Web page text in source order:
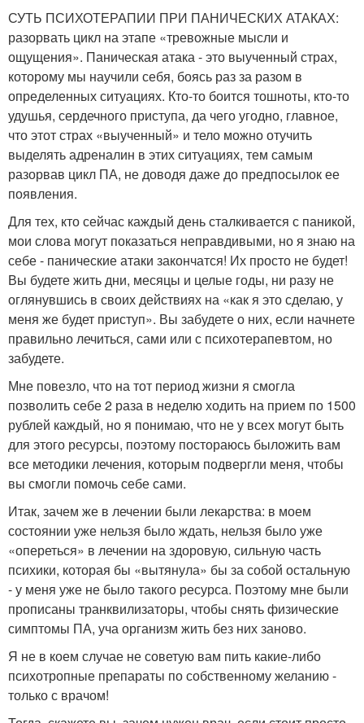
СУТЬ ПСИХОТЕРАПИИ ПРИ ПАНИЧЕСКИХ АТАКАХ:
разорвать цикл на этапе «тревожные мысли и
ощущения». Паническая атака - это выученный страх,
которому мы научили себя, боясь раз за разом в
определенных ситуациях. Кто-то боится тошноты, кто-то
удушья, сердечного приступа, да чего угодно, главное,
что этот страх «выученный» и тело можно отучить
выделять адреналин в этих ситуациях, тем самым
разорвав цикл ПА, не доводя даже до предпосылок ее
появления.
Для тех, кто сейчас каждый день сталкивается с паникой,
мои слова могут показаться неправдивыми, но я знаю на
себе - панические атаки закончатся! Их просто не будет!
Вы будете жить дни, месяцы и целые годы, ни разу не
оглянувшись в своих действиях на «как я это сделаю, у
меня же будет приступ». Вы забудете о них, если начнете
правильно лечиться, сами или с психотерапевтом, но
забудете.
Мне повезло, что на тот период жизни я смогла
позволить себе 2 раза в неделю ходить на прием по 1500
рублей каждый, но я понимаю, что не у всех могут быть
для этого ресурсы, поэтому постораюсь быложить вам
все методики лечения, которым подвергли меня, чтобы
вы смогли помочь себе сами.
Итак, зачем же в лечении были лекарства: в моем
состоянии уже нельзя было ждать, нельзя было уже
«опереться» в лечении на здоровую, сильную часть
психики, которая бы «вытянула» бы за собой остальную
- у меня уже не было такого ресурса. Поэтому мне были
прописаны транквилизаторы, чтобы снять физические
симптомы ПА, уча организм жить без них заново.
Я не в коем случае не советую вам пить какие-либо
психотропные препараты по собственному желанию -
только с врачом!